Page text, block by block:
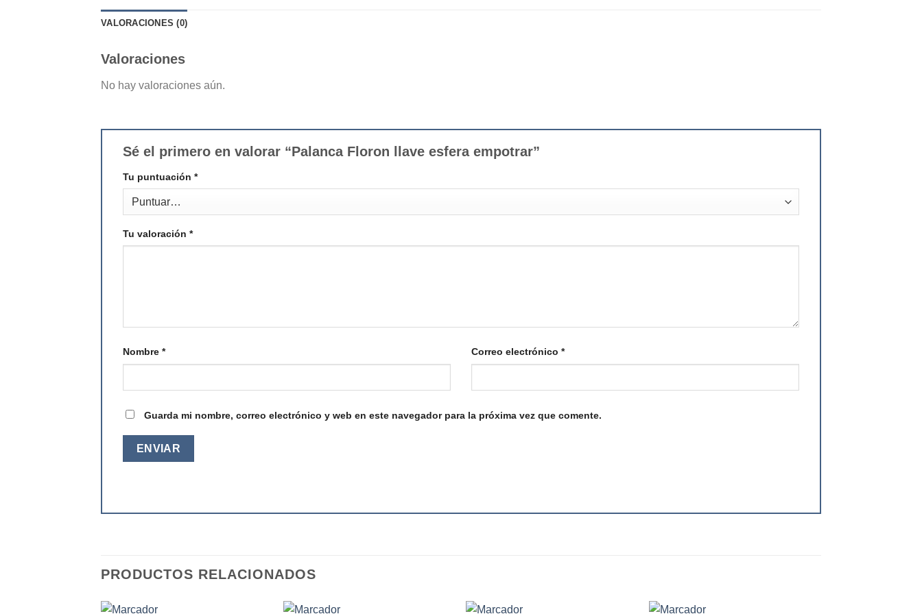
VALORACIONES (0)
Valoraciones
No hay valoraciones aún.
Sé el primero en valorar “Palanca Floron llave esfera empotrar”
Tu puntuación *
Tu valoración *
Nombre * Correo electrónico *
Guarda mi nombre, correo electrónico y web en este navegador para la próxima vez que comente.
PRODUCTOS RELACIONADOS